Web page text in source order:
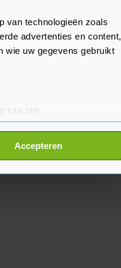
van technologieën zoals
advertenties en content,
wie uw gegevens gebruikt
kan zijn
detailgedeelte
Accepteren